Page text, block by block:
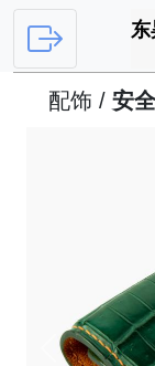
东
配饰 / 安